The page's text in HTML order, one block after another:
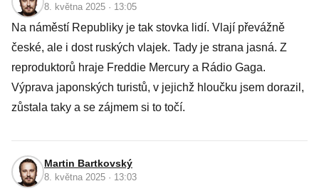
8. května 2025 · 13:05
Na náměstí Republiky je tak stovka lidí. Vlají převážně
české, ale i dost ruských vlajek. Tady je strana jasná. Z
reproduktorů hraje Freddie Mercury a Rádio Gaga.
Výprava japonských turistů, v jejichž hloučku jsem dorazil,
zůstala taky a se zájmem si to točí.
Martin Bartkovský
8. května 2025 · 13:03